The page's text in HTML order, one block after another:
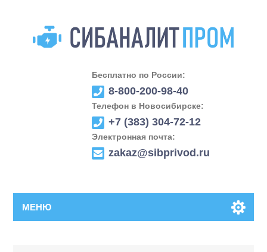
Бесплатно по России:
8-800-200-98-40
Телефон в Новосибирске:
+7 (383) 304-72-12
Электронная почта:
zakaz@sibprivod.ru
МЕНЮ